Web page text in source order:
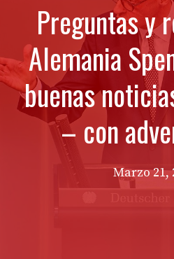
Preguntas y
Alemania
buenas
– con
Marzo 21,